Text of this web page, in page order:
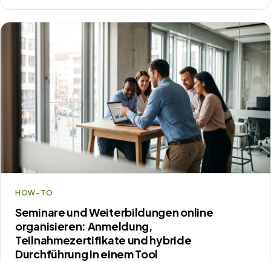
HOW-TO
Seminare und Weiterbildungen online
organisieren: Anmeldung,
Teilnahmezertifikate und hybride
Durchführung in einem Tool